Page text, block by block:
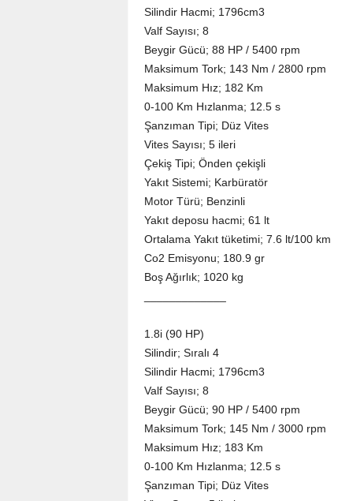
Silindir Hacmi; 1796cm3
Valf Sayısı; 8
Beygir Gücü; 88 HP / 5400 rpm
Maksimum Tork; 143 Nm / 2800 rpm
Maksimum Hız; 182 Km
0-100 Km Hızlanma; 12.5 s
Şanzıman Tipi; Düz Vites
Vites Sayısı; 5 ileri
Çekiş Tipi; Önden çekişli
Yakıt Sistemi; Karbüratör
Motor Türü; Benzinli
Yakıt deposu hacmi; 61 lt
Ortalama Yakıt tüketimi; 7.6 lt/100 km
Co2 Emisyonu; 180.9 gr
Boş Ağırlık; 1020 kg
1.8i (90 HP)
Silindir; Sıralı 4
Silindir Hacmi; 1796cm3
Valf Sayısı; 8
Beygir Gücü; 90 HP / 5400 rpm
Maksimum Tork; 145 Nm / 3000 rpm
Maksimum Hız; 183 Km
0-100 Km Hızlanma; 12.5 s
Şanzıman Tipi; Düz Vites